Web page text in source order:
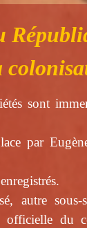
sont
par
autre sous-
officielle du